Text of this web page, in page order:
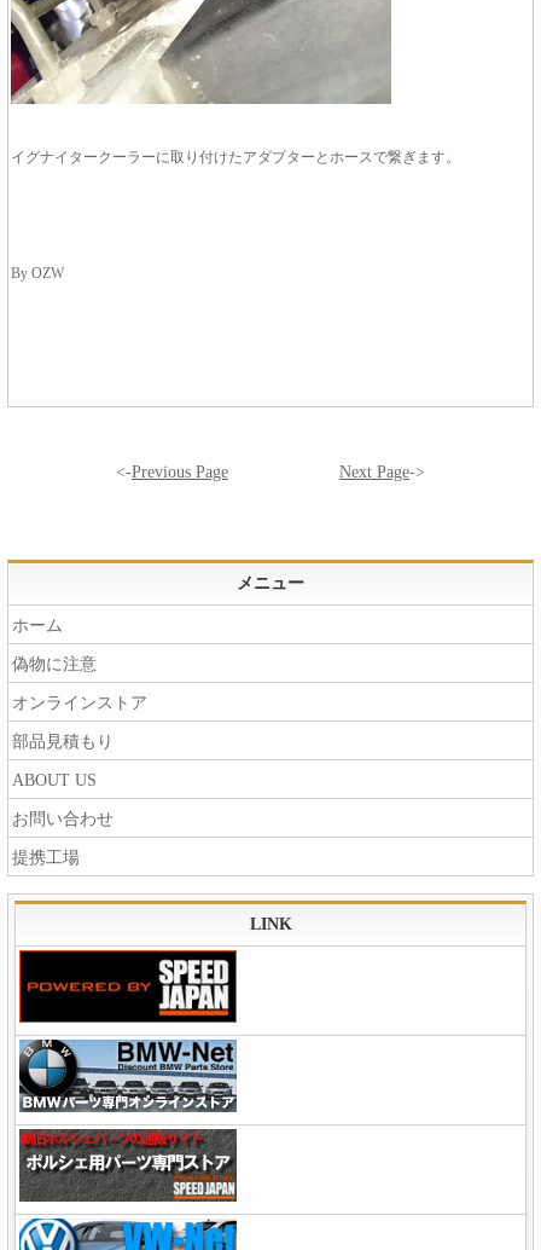
イグナイタークーラーに取り付けたアダプターとホースで繋ぎます。
By OZW
<-Previous Page Next Page->
メニュー
ホーム
偽物に注意
オンラインストア
部品見積もり
ABOUT US
お問い合わせ
提携工場
LINK